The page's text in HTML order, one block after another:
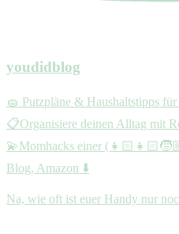
youdidblog
🧽 Putzpläne & Haushaltstipps
📋Organisiere deinen Alltag mit
💫Momhacks einer
Blog, Amazon ⬇️
Na, wie oft ist euer Handy nur